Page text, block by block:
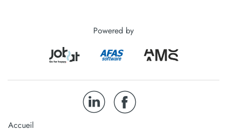
Powered by
Accueil